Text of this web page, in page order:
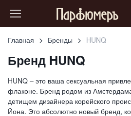
Главная Бренды HUNQ
Бренд HUNQ
HUNQ – это ваша сексуальная
флаконе. Бренд родом из
детищем дизайнера корейского
Йона. Это абсолютно новый бренд,